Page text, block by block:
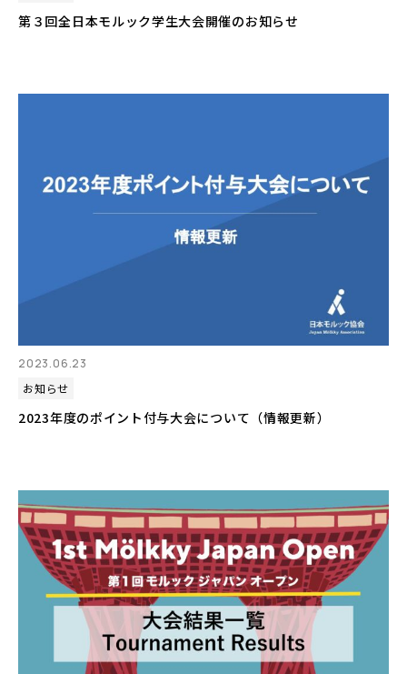
第３回全日本モルック学生大会開催のお知らせ
2023.06.23
お知らせ
2023年度のポイント付与大会について（情報更新）